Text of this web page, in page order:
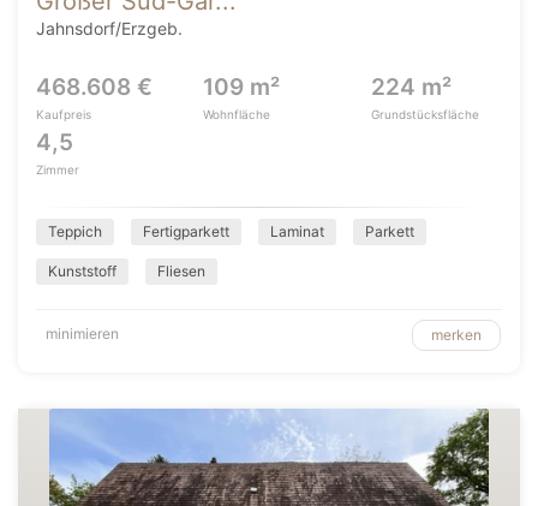
Jahnsdorf/Erzgeb.
468.608 €
Kaufpreis
109 m²
Wohnfläche
224 m²
Grundstücksfläche
4,5
Zimmer
Teppich Fertigparkett Laminat Parkett
Kunststoff Fliesen
minimieren merken